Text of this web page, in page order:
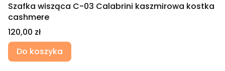
Szafka wisząca C-03 Calabrini kaszmirowa kostka
cashmere
Cena
120,00 zł
Do koszyka